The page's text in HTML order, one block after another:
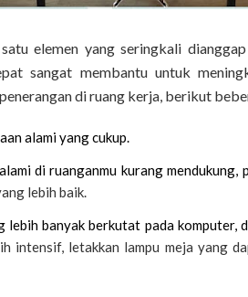
elemen yang seringkali
sangat membantu untuk
di ruang kerja, berikut
alami yang cukup.
alami di ruanganmu kurang
lebih baik.
lebih banyak berkutat pada
intensif, letakkan lampu meja